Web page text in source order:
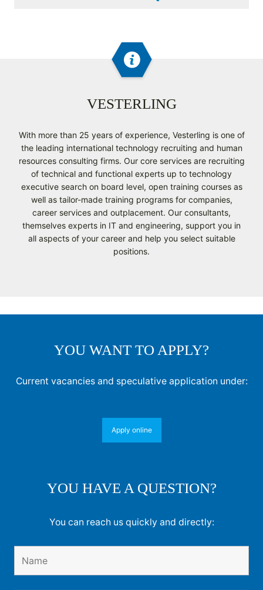
VESTERLING
With more than 25 years of experience, Vesterling is one of
the leading international technology recruiting and human
resources consulting firms. Our core services are recruiting
of technical and functional experts up to technology
executive search on board level, open training courses as
well as tailor-made training programs for companies,
career services and outplacement. Our consultants,
themselves experts in IT and engineering, support you in
all aspects of your career and help you select suitable
positions.
YOU WANT TO APPLY?
Current vacancies and speculative application under:
Apply online
YOU HAVE A QUESTION?
You can reach us quickly and directly: